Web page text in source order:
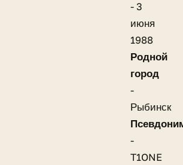
- 3
июня
1988
Родной
город
-
Рыбинск
-
T1ONE